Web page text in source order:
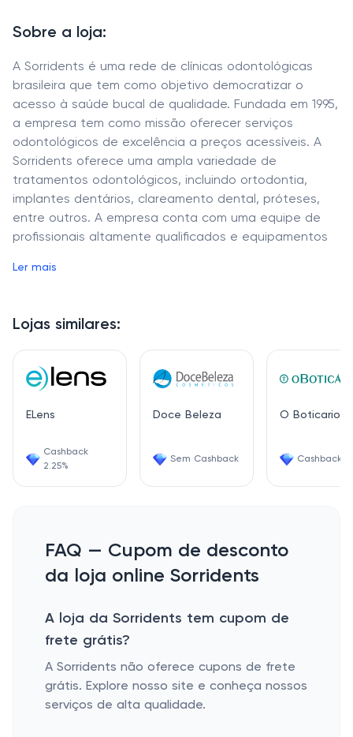
Sobre a loja:
A Sorridents é uma rede de clínicas odontológicas
brasileira que tem como objetivo democratizar o
acesso à saúde bucal de qualidade. Fundada em 1995,
a empresa tem como missão oferecer serviços
odontológicos de excelência a preços acessíveis. A
Sorridents oferece uma ampla variedade de
tratamentos odontológicos, incluindo ortodontia,
implantes dentários, clareamento dental, próteses,
entre outros. A empresa conta com uma equipe de
profissionais altamente qualificados e equipamentos
confiança e conforto.
Ler mais
Lojas similares:
ELens
Cashback
2.25%
Doce Beleza
Sem Cashback
O Boticario
Cashback
FAQ — Cupom de desconto
da loja online Sorridents
A loja da Sorridents tem cupom de
frete grátis?
A Sorridents não oferece cupons de frete
grátis. Explore nosso site e conheça nossos
serviços de alta qualidade.